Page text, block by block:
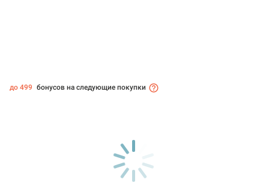
до 499 бонусов на следующие покупки